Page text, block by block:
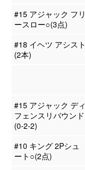
#15 アジャック フリ
ースロー○(3点)
#18 イヘツ アシスト
(2本)
#15 アジャック ディ
フェンスリバウンド
(0-2-2)
#10 キング 2Pシュ
ート○(2点)